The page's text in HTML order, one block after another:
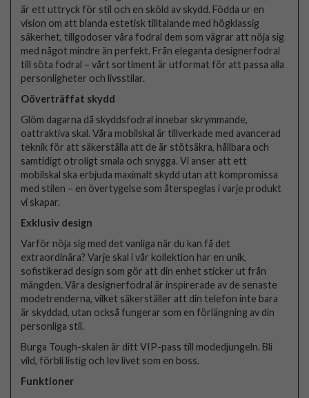
är ett uttryck för stil och en sköld av skydd. Födda ur en
vision om att blanda estetisk tilltalande med högklassig
säkerhet, tillgodoser våra fodral dem som vägrar att nöja sig
med något mindre än perfekt. Från eleganta designerfodral
till söta fodral – vårt sortiment är utformat för att passa alla
personligheter och livsstilar.
Oöverträffat skydd
Glöm dagarna då skyddsfodral innebar skrymmande,
oattraktiva skal. Våra mobilskal är tillverkade med avancerad
teknik för att säkerställa att de är stötsäkra, hållbara och
samtidigt otroligt smala och snygga. Vi anser att ett
mobilskal ska erbjuda maximalt skydd utan att kompromissa
med stilen – en övertygelse som återspeglas i varje produkt
vi skapar.
Exklusiv design
Varför nöja sig med det vanliga när du kan få det
extraordinära? Varje skal i vår kollektion har en unik,
sofistikerad design som gör att din enhet sticker ut från
mängden. Våra designerfodral är inspirerade av de senaste
modetrenderna, vilket säkerställer att din telefon inte bara
är skyddad, utan också fungerar som en förlängning av din
personliga stil.
Burga Tough-skalen är ditt VIP-pass till modedjungeln. Bli
vild, förbli listig och lev livet som en boss.
Funktioner